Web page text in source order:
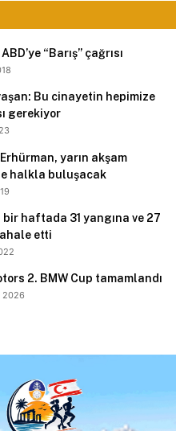
“Barış” çağrısı
Bu cinayetin hepimize
gerekiyor
yarın akşam
halkla buluşacak
haftada 31 yangına ve 27
etti
2. BMW Cup tamamlandı
2026